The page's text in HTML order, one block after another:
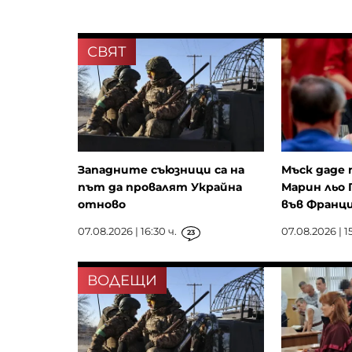
СВЯТ
Западните съюзници са на
път да провалят Украйна
отново
07.08.2026 | 16:30 ч. 23
Мъск даде
Марин льо
във
07.08.2026 |
ВОДЕЩИ